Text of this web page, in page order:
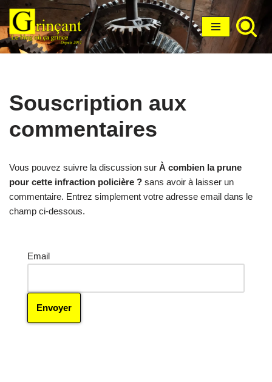
Aller
au
Souscription aux
commentaires
Vous pouvez suivre la discussion sur À combien la prune
pour cette infraction policière ? sans avoir à laisser un
commentaire. Entrez simplement votre adresse email dans le
champ ci-dessous.
Email